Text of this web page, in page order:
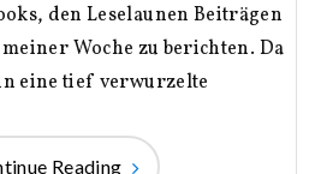
den Leselaunen Beiträgen
Woche zu berichten. Da
eine tief verwurzelte
Reading